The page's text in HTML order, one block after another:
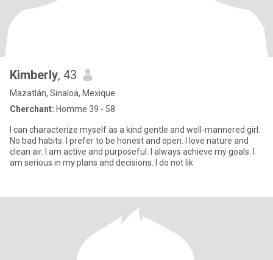
Kimberly, 43
Mazatlán, Sinaloa, Mexique
Cherchant: Homme 39 - 58
I can characterize myself as a kind gentle and well-mannered girl.
No bad habits. I prefer to be honest and open. I love nature and
clean air. I am active and purposeful. I always achieve my goals. I
am serious in my plans and decisions. I do not lik